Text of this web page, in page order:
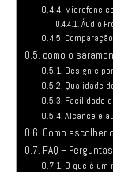
Microfone
Áudio
como o
Design e
Qualidade
Facilidade
Alcance e
Como escolher
FAQ –
O que é um